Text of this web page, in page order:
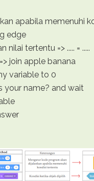
apabila memenuhi
edge
tertentu => ..... = .....
join apple banana
variable to 0
your name? and wait